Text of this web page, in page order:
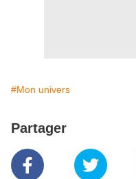
#Mon univers
Partager